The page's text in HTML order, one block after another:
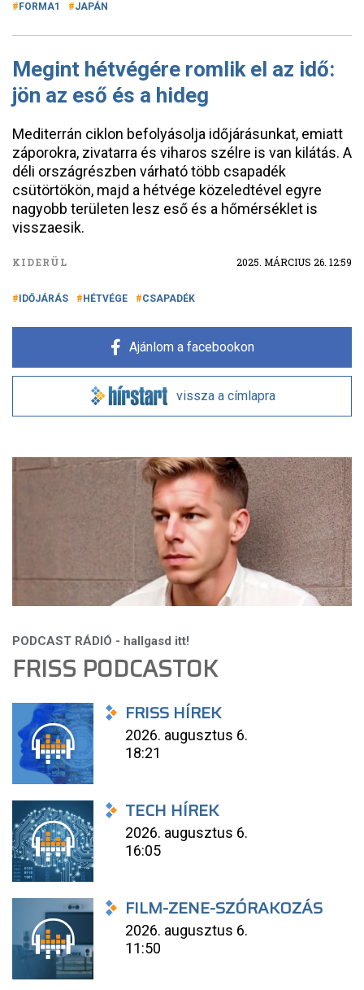
FORMA1 JAPÁN
Megint hétvégére romlik el az idő:
jön az eső és a hideg
Mediterrán ciklon befolyásolja időjárásunkat, emiatt
záporokra, zivatarra és viharos szélre is van kilátás. A
déli országrészben várható több csapadék
csütörtökön, majd a hétvége közeledtével egyre
nagyobb területen lesz eső és a hőmérséklet is
visszaesik.
KIDERÜL 2025. MÁRCIUS 26. 12:59
IDŐJÁRÁS HÉTVÉGE CSAPADÉK
Ajánlom a facebookon
vissza a címlapra
FRISS PODCASTOK
FRISS HÍREK
2026. augusztus 6.
18:21
TECH HÍREK
2026. augusztus 6.
16:05
FILM-ZENE-SZÓRAKOZÁS
2026. augusztus 6.
11:50